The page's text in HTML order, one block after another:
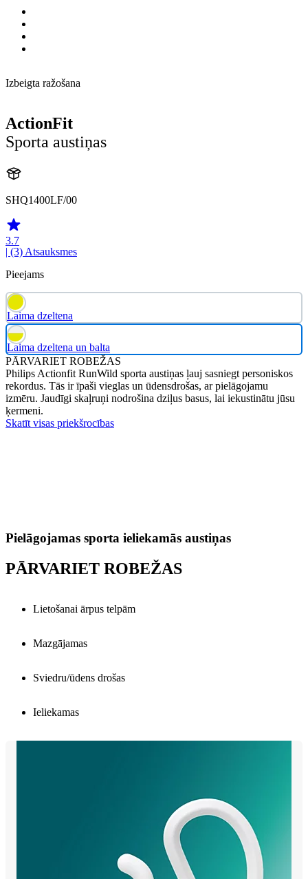
Izbeigta ražošana
ActionFit
Sporta austiņas
SHQ1400LF/00
3.7
| (3) Atsauksmes
Pieejams
Laima dzeltena
Laima dzeltena un balta
PĀRVARIET ROBEŽAS
Philips Actionfit RunWild sporta austiņas ļauj sasniegt personiskos
rekordus. Tās ir īpaši vieglas un ūdensdrošas, ar pielāgojamu
izmēru. Jaudīgi skaļruņi nodrošina dziļus basus, lai iekustinātu jūsu
ķermeni.
Skatīt visas priekšrocības
Pielāgojamas sporta ieliekamās austiņas
PĀRVARIET ROBEŽAS
Lietošanai ārpus telpām
Mazgājamas
Sviedru/ūdens drošas
Ieliekamas